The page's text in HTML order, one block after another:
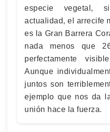
especie vegetal,
actualidad, el arrecife
es la Gran Barrera
nada menos que
perfectamente
Aunque
juntos son
ejemplo que nos da
unión hace la fuerza.